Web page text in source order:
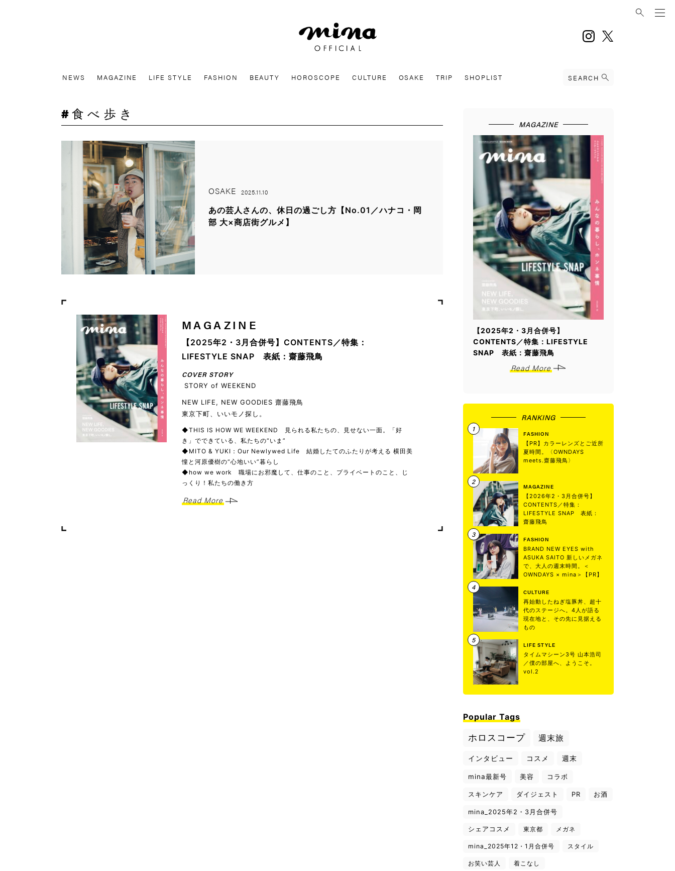
instagram
NEWS MAGAZINE LIFE STYLE FASHION BEAUTY HOROSCOPE CULTURE OSAKE TRIP SHOPLIST SEARCH
食べ歩き
OSAKE 2025.11.10
あの芸人さんの、休日の過ごし方【No.01／ハナコ・岡
部 大×商店街グルメ】
MAGAZINE
【2025年2・3月合併号】CONTENTS／特集：
LIFESTYLE SNAP 表紙：齋藤飛鳥
COVER STORY
STORY of WEEKEND
NEW LIFE, NEW GOODIES 齋藤飛鳥
東京下町、いいモノ探し。
◆THIS IS HOW WE WEEKEND 見られる私たちの、見せない一面。「好
き」でできている、私たちの“いま”
◆MITO & YUKI：Our Newlywed Life 結婚したてのふたりが考える 横田美
憧と河原優樹の“心地いい”暮らし
◆how we work 職場にお邪魔して、仕事のこと、プライベートのこと、じ
っくり！私たちの働き方
Read More
MAGAZINE
【2025年2・3月合併号】
CONTENTS／特集：LIFESTYLE
SNAP 表紙：齋藤飛鳥
Read More
RANKING
FASHION
【PR】カラーレンズとご近所
夏時間。〈OWNDAYS
meets.齋藤飛鳥〉
MAGAZINE
【2026年2・3月合併号】
CONTENTS／特集：
LIFESTYLE SNAP 表紙：
齋藤飛鳥
FASHION
BRAND NEW EYES with
ASUKA SAITO 新しいメガネ
で、大人の週末時間。＜
OWNDAYS × mina＞【PR】
CULTURE
再始動したねぎ塩豚丼、超十
代のステージへ。4人が語る
現在地と、その先に見据える
もの
LIFE STYLE
タイムマシーン3号 山本浩司
／僕の部屋へ、ようこそ。
vol.2
Popular Tags
ホロスコープ 週末旅
インタビュー コスメ 週末
mina最新号 美容 コラボ
スキンケア ダイジェスト PR お酒
mina_2025年2・3月合併号
シェアコスメ 東京都 メガネ
mina_2025年12・1月合併号 スタイル
お笑い芸人 着こなし